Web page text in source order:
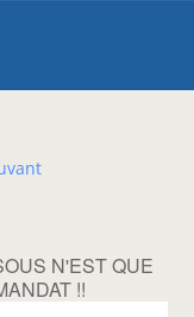
N'EST QUE
!!